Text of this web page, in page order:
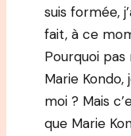
suis formée,
fait, à ce
Pourquoi pas
Marie Kondo,
moi ? Mais
que Marie